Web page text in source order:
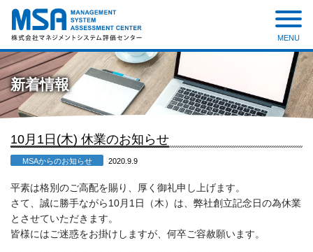
株式会社 マネジメントシステ
ム評価センター
MENU
新着情報
10月1日(木) 休業のお知らせ
MSAからのお知らせ 2020.9.9
平素は格別のご高配を賜り、厚く御礼申し上げます。
さて、誠に勝手ながら10月1日（木）は、弊社創立記念日の為休業
とさせていただきます。
皆様にはご迷惑をお掛けしますが、何卒ご容赦願います。